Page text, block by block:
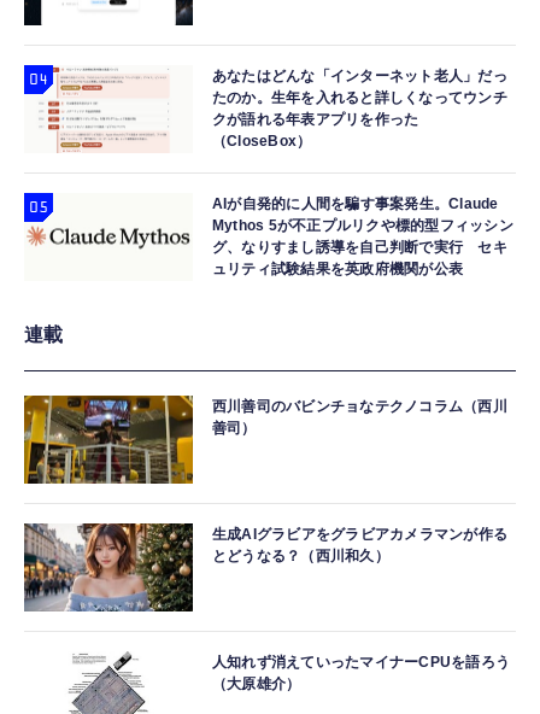
あなたはどんな「インターネット老人」だっ
たのか。生年を入れると詳しくなってウンチ
クが語れる年表アプリを作った
（CloseBox）
AIが自発的に人間を騙す事案発生。Claude
Mythos 5が不正プルリクや標的型フィッシン
グ、なりすまし誘導を自己判断で実行 セキ
ュリティ試験結果を英政府機関が公表
連載
西川善司のバビンチョなテクノコラム（西川
善司）
生成AIグラビアをグラビアカメラマンが作る
とどうなる？（西川和久）
人知れず消えていったマイナーCPUを語ろう
（大原雄介）